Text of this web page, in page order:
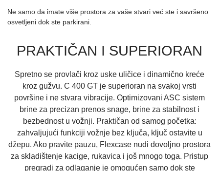
Ne samo da imate više prostora za vaše stvari već ste i savršeno
osvetljeni dok ste parkirani.
PRAKTIČAN I SUPERIORAN
Spretno se provlači kroz uske uličice i dinamično kreće
kroz gužvu. C 400 GT je superioran na svakoj vrsti
površine i ne stvara vibracije. Optimizovani ASC sistem
brine za precizan prenos snage, brine za stabilnost i
bezbednost u vožnji. Praktičan od samog početka:
zahvaljujući funkciji vožnje bez ključa, ključ ostavite u
džepu. Ako pravite pauzu, Flexcase nudi dovoljno prostora
za skladištenje kacige, rukavica i još mnogo toga. Pristup
pregradi za odlaganje je omogućen samo dok ste